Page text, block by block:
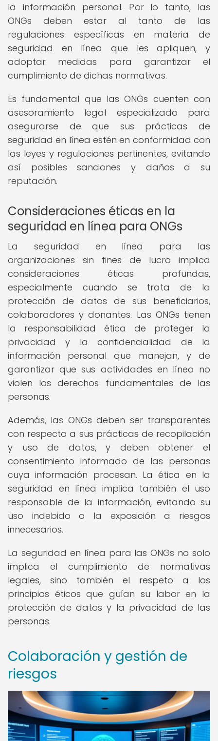
la información personal. Por lo tanto, las
ONGs deben estar al tanto de las
regulaciones específicas en materia de
seguridad en línea que les apliquen, y
adoptar medidas para garantizar el
cumplimiento de dichas normativas.
Es fundamental que las ONGs cuenten con
asesoramiento legal especializado para
asegurarse de que sus prácticas de
seguridad en línea estén en conformidad con
las leyes y regulaciones pertinentes, evitando
así posibles sanciones y daños a su
reputación.
Consideraciones éticas en la
seguridad en línea para ONGs
La seguridad en línea para las
organizaciones sin fines de lucro implica
consideraciones éticas profundas,
especialmente cuando se trata de la
protección de datos de sus beneficiarios,
colaboradores y donantes. Las ONGs tienen
la responsabilidad ética de proteger la
privacidad y la confidencialidad de la
información personal que manejan, y de
garantizar que sus actividades en línea no
violen los derechos fundamentales de las
personas.
Además, las ONGs deben ser transparentes
con respecto a sus prácticas de recopilación
y uso de datos, y deben obtener el
consentimiento informado de las personas
cuya información procesan. La ética en la
seguridad en línea implica también el uso
responsable de la información, evitando su
uso indebido o la exposición a riesgos
innecesarios.
La seguridad en línea para las ONGs no solo
implica el cumplimiento de normativas
legales, sino también el respeto a los
principios éticos que guían su labor en la
protección de datos y la privacidad de las
personas.
Colaboración y gestión de
riesgos